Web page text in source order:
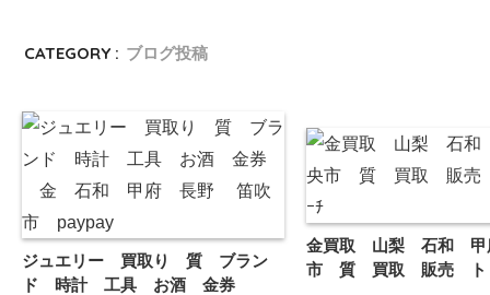
CATEGORY : ブログ投稿
ジュエリー 買取り 質 ブラン
ド 時計 工具 お酒 金券
金買取 山梨 石和
市 質 買取 販売 ト